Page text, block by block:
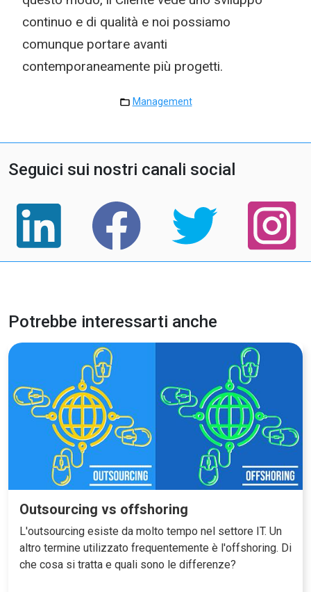
continuo e di qualità e noi possiamo
comunque portare avanti
contemporaneamente più progetti.
Management
Seguici sui nostri canali social
Potrebbe interessarti anche
Outsourcing vs offshoring
L'outsourcing esiste da molto tempo nel settore IT. Un
altro termine utilizzato frequentemente è l'offshoring. Di
che cosa si tratta e quali sono le differenze?